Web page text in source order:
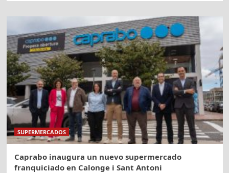
SUPERMERCADOS
Caprabo inaugura un nuevo supermercado
franquiciado en Calonge i Sant Antoni